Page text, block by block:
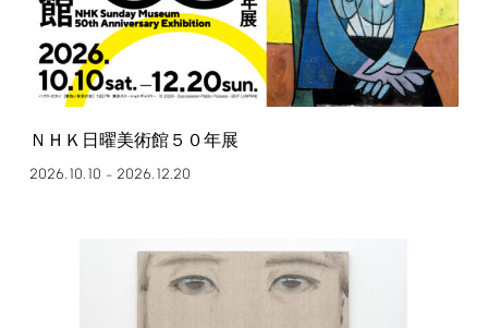
ＮＨＫ日曜美術館５０年展
2026.10.10 – 2026.12.20